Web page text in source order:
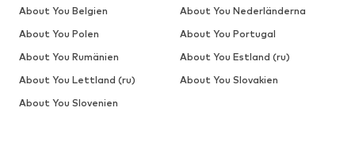
About You Belgien
About You Nederländerna
About You Polen
About You Portugal
About You Rumänien
About You Estland (ru)
About You Lettland (ru)
About You Slovakien
About You Slovenien